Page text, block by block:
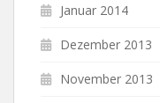
Januar 2014
Dezember 2013
November 2013